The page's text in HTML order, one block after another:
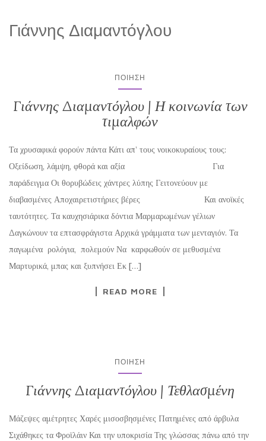
Γιάννης Διαμαντόγλου
ΠΟΊΗΣΗ
Γιάννης Διαμαντόγλου | Η κοινωνία των
τιμαλφών
Τα χρυσαφικά φορούν πάντα Κάτι απ’ τους νοικοκυραίους τους:
Οξείδωση, λάμψη, φθορά και αξία Για
παράδειγμα Οι θορυβώδεις χάντρες λύπης Γειτονεύουν με
διαβασμένες Αποχαιρετιστήριες βέρες Και ανοϊκές
ταυτότητες. Τα καυχησιάρικα δόντια Μαρμαρωμένων γέλιων
Δαγκώνουν τα επτασφράγιστα Αρχικά γράμματα των μενταγιόν. Τα
παγωμένα ρολόγια, πολεμούν Να καρφωθούν σε μεθυσμένα
Μαρτυρικά, μπας και ξυπνήσει Εκ […]
READ MORE
ΠΟΊΗΣΗ
Γιάννης Διαμαντόγλου | Τεθλασμένη
Μάζεψες αμέτρητες Χαρές μισοσβησμένες Πατημένες από άρβυλα
Σιχάθηκες τα Φροϊλάιν Και την υποκρισία Της γλώσσας πάνω από την